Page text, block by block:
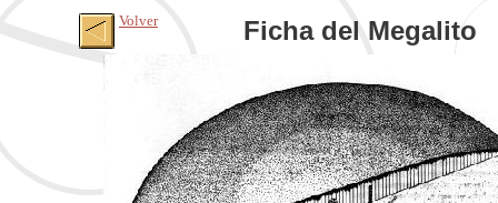
Volver Ficha del Megalito